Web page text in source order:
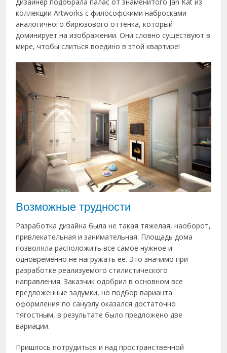
коллекции Artworks с философскими набросками
аналогичного бирюзового оттенка, который
доминирует на изображении. Они словно существуют в
мире, чтобы слиться воедино в этой квартире!
Возможные трудности
Разработка дизайна была не такая тяжелая, наоборот,
привлекательная и занимательная. Площадь дома
позволяла расположить все самое нужное и
одновременно не нагружать ее. Это значимо при
разработке реализуемого стилистического
направления. Заказчик одобрил в основном все
предложенные задумки, но подбор варианта
оформления по санузлу оказался достаточно
тягостным, в результате было предложено две
вариации.
Пришлось потрудиться и над пространственной